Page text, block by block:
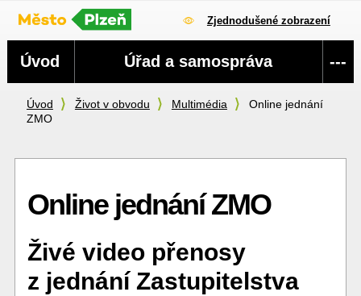
Zjednodušené zobrazení
Úvod Život v obvodu Multimédia
Online jednání
ZMO
Online jednání ZMO
Živé video přenosy
z jednání Zastupitelstva
Navigace
Úvod Úřad a samospráva ---